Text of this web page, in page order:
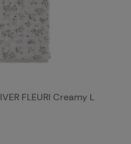
FLEURI Creamy L